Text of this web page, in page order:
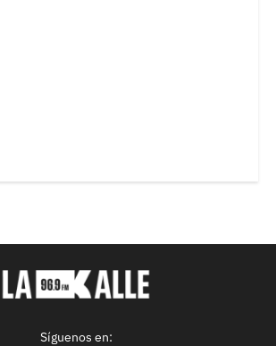
Síguenos en: